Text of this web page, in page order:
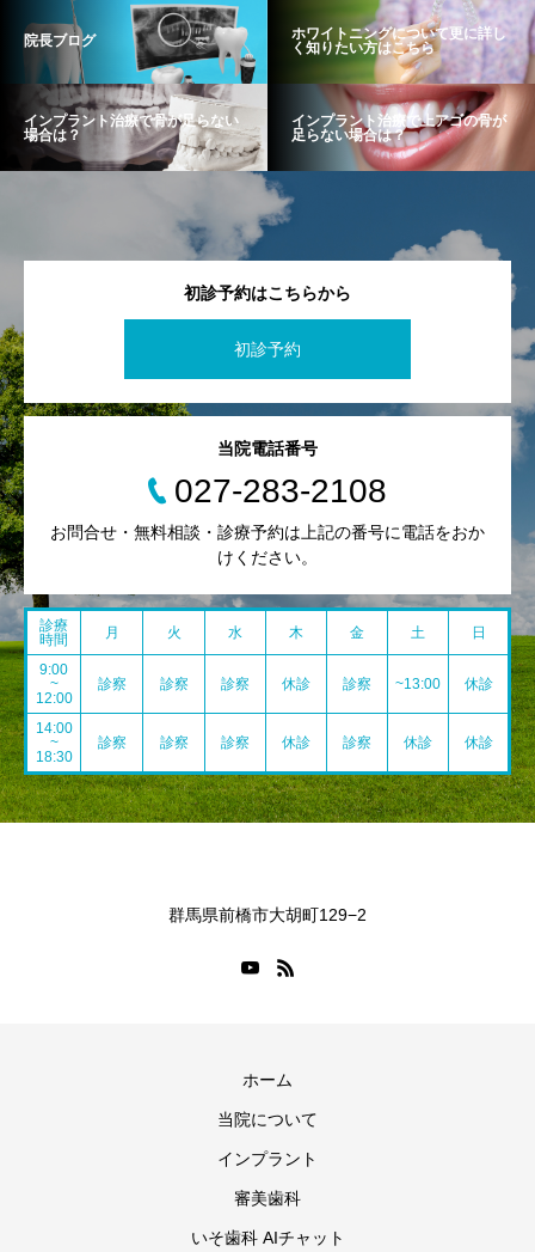
院長ブログ
ホワイトニングについて更に詳し
く知りたい方はこちら
インプラント治療で骨が足らない
場合は？
インプラント治療で上アゴの骨が
足らない場合は？
初診予約はこちらから
初診予約
当院電話番号
027-283-2108
お問合せ・無料相談・診療予約は上記の番号に電話をおか
けください。
診療
時間
月 火 水 木 金 土 日
9:00
~
12:00
診察 診察 診察 休診 診察 ~13:00 休診
14:00
~
18:30
診察 診察 診察 休診 診察 休診 休診
群馬県前橋市大胡町129−2
ホーム
当院について
インプラント
審美歯科
いそ歯科 AIチャット